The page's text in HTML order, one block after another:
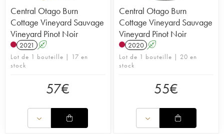
Central Otago Burn
Cottage Vineyard Sauvage
Vineyard Pinot Noir
2021 A
Lot de 1 bouteille | 17 en
stock
57€
Central Otago Burn
Cottage Vineyard Sauvage
Vineyard Pinot Noir
2020 A
Lot de 1 bouteille | 20 en
stock
55€